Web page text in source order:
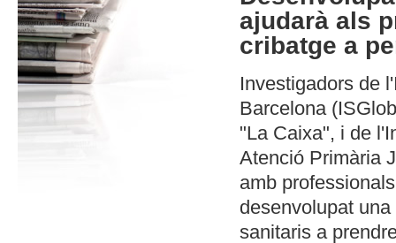
ajudarà als
cribatge a
Investigadors de
Barcelona
"La Caixa", i de
Atenció Primària
amb
desenvolupat
sanitaris a